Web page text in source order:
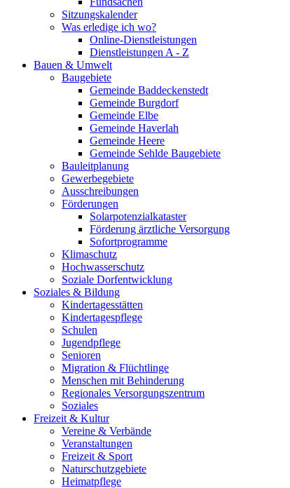
Sitzungskalender
Was erledige ich wo?
Online-Dienstleistungen
Dienstleistungen A - Z
Bauen & Umwelt
Baugebiete
Gemeinde Baddeckenstedt
Gemeinde Burgdorf
Gemeinde Elbe
Gemeinde Haverlah
Gemeinde Heere
Gemeinde Sehlde Baugebiete
Bauleitplanung
Gewerbegebiete
Ausschreibungen
Förderungen
Solarpotenzialkataster
Förderung ärztliche Versorgung
Sofortprogramme
Klimaschutz
Hochwasserschutz
Soziale Dorfentwicklung
Soziales & Bildung
Kindertagesstätten
Kindertagespflege
Schulen
Jugendpflege
Senioren
Migration & Flüchtlinge
Menschen mit Behinderung
Regionales Versorgungszentrum
Soziales
Freizeit & Kultur
Vereine & Verbände
Veranstaltungen
Freizeit & Sport
Naturschutzgebiete
Heimatpflege